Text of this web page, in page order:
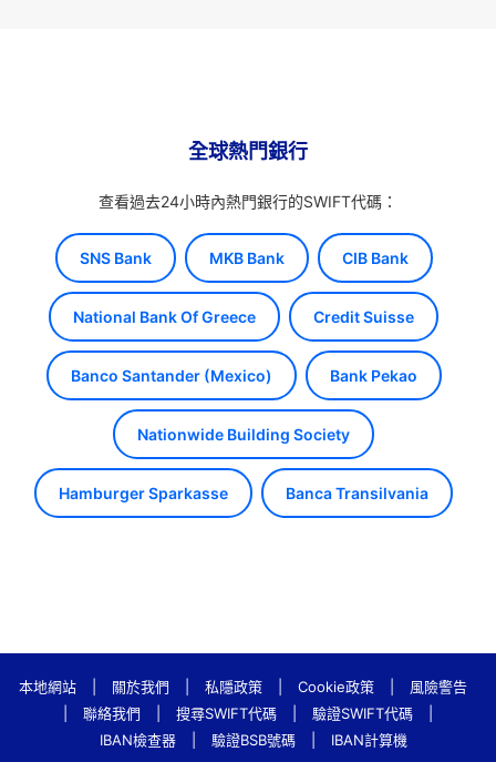
全球熱門銀行
查看過去24小時內熱門銀行的SWIFT代碼：
SNS Bank MKB Bank CIB Bank
National Bank Of Greece Credit Suisse
Banco Santander (Mexico) Bank Pekao
Nationwide Building Society
Hamburger Sparkasse Banca Transilvania
本地網站 關於我們 私隱政策 Cookie政策
風險警告
聯絡我們 搜尋SWIFT代碼 驗證SWIFT代碼
IBAN檢查器
驗證BSB號碼
IBAN計算機